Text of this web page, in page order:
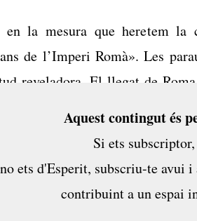
en la mesura que heretem la
de l’Imperi Romà». Les
reveladora. El llegat de
les ciutats que va fundar i
Aquest contingut és
Si ets subscriptor,
ets d'Esperit, subscriu-te avui i
contribuint a un espai